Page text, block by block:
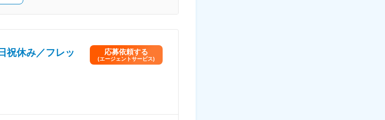
祝休み／フレッ
応募依頼する
(エージェントサービス)